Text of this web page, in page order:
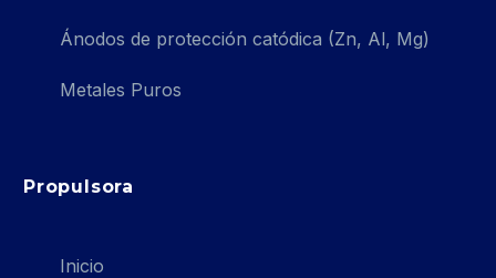
Ánodos de protección catódica (Zn, Al, Mg)
Metales Puros
Propulsora
Inicio